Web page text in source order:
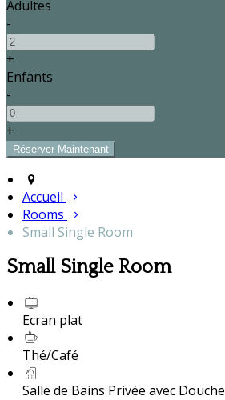
Adultes
-
+
Enfants
-
+
Accueil
Rooms
Small Single Room
Small Single Room
Ecran plat
Thé/Café
Salle de Bains Privée avec Douche